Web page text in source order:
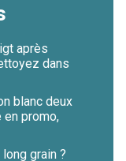
après
dans
blanc deux
promo,
grain ?